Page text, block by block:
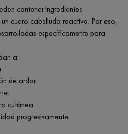
contener ingredientes
cuero cabelludo reactivo. Por eso,
específicamente para
a:
de ardor
cutánea
progresivamente